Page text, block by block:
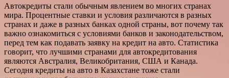
Автокредиты стали обычным явлением во многих странах
мира. Процентные ставки и условия различаются в разных
странах и даже в разных банках одной страны, вот почему так
важно ознакомиться с условиями банков и законодательством,
перед тем как подавать заявку на кредит на авто. Статистика
говорит, что лучшими странами для автокредитования
являются Австралия, Великобритания, США и Канада.
Сегодня кредиты на авто в Казахстане тоже стали